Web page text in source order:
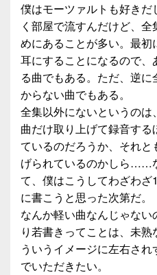
僕はモーツァルトも好きだ
く部屋で流すんだけど、
めにあることが多い。最初
耳にすることになるので
る曲でもある。ただ、逆
からない曲でもある。
全集以外にないというのは
曲だけ取り上げて録音す
ているのだろうか、それ
げられているのかしら……
て、僕はこうしてわざわ
に書こうと思った次第だ。
なんか軽い曲なんじゃな
り若書きってことは、未
ういうイメージに左右さ
でいただきたい。